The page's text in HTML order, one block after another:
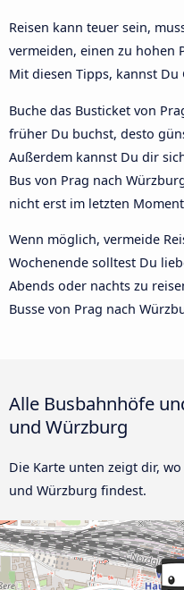
Reisen kann teuer sein,
vermeiden, einen zu hohen
Mit diesen Tipps, kannst Du
Buche das Busticket von
früher Du buchst, desto
Außerdem kannst Du dir
Bus von Prag nach
nicht erst im letzten
Wenn möglich, vermeide
Wochenende solltest Du
Abends oder nachts zu
Busse von Prag nach
Alle Busbahnhöfe
und Würzburg
Die Karte unten zeigt dir,
und Würzburg findest.